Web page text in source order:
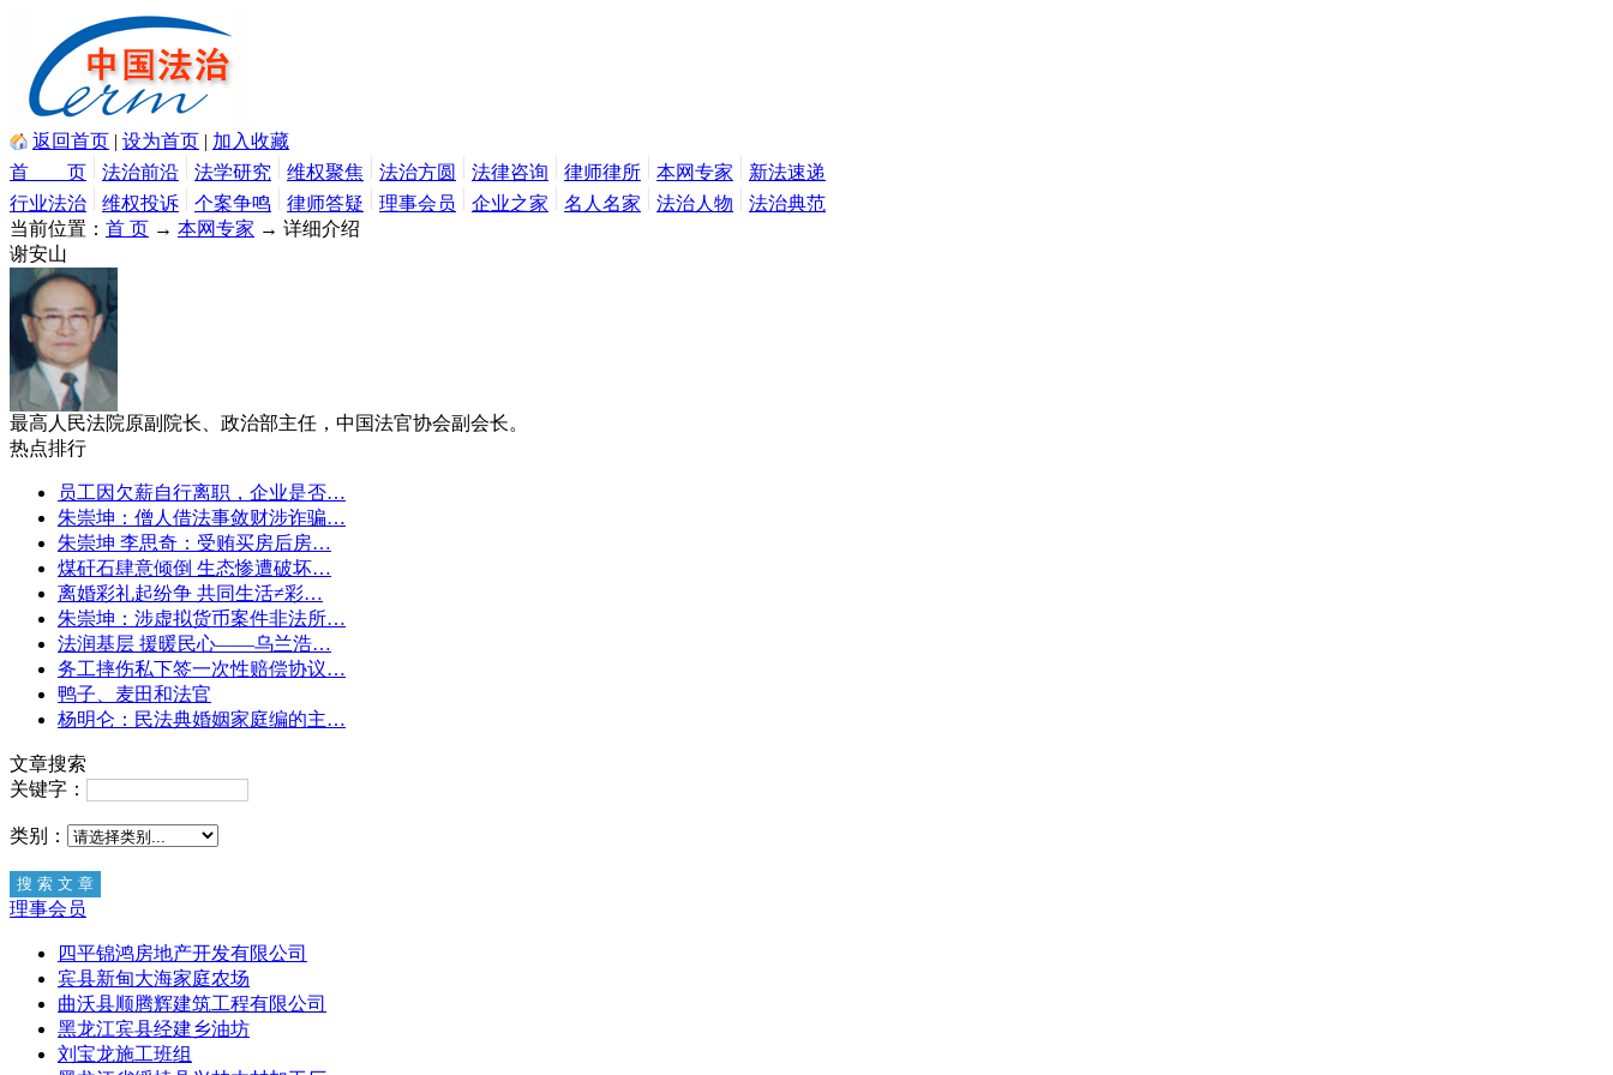
返回首页 | 设为首页 | 加入收藏
首 页
法治前沿 法学研究 维权聚焦 法治方圆 法律咨询 律师律所 本网专家
新法速递
行业法治
维权投诉 个案争鸣 律师答疑 理事会员 企业之家 名人名家 法治人物
法治典范
当前位置： 首 页 → 本网专家 → 详细介绍
谢安山
最高人民法院原副院长、政治部主任，中国法官协会副会长。
热点排行
员工因欠薪自行离职，企业是否…
朱崇坤：僧人借法事敛财涉诈骗…
朱崇坤 李思奇：受贿买房后房…
煤矸石肆意倾倒 生态惨遭破坏…
离婚彩礼起纷争 共同生活≠彩…
朱崇坤：涉虚拟货币案件非法所…
法润基层 援暖民心——乌兰浩…
务工摔伤私下签一次性赔偿协议…
鸭子、麦田和法官
杨明仑：民法典婚姻家庭编的主…
文章搜索
关键字：
类别：
理事会员
四平锦鸿房地产开发有限公司
宾县新甸大海家庭农场
曲沃县顺腾辉建筑工程有限公司
黑龙江宾县经建乡油坊
刘宝龙施工班组